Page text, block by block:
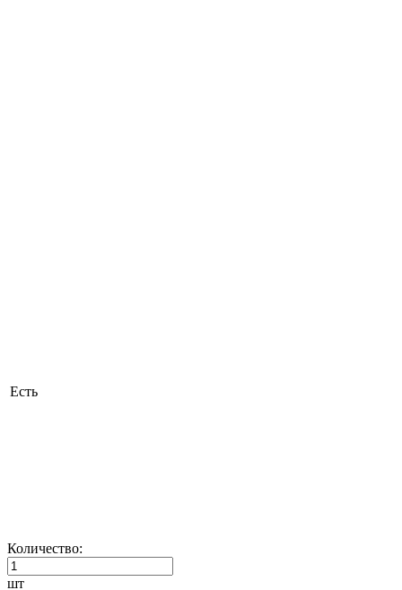
Есть
Количество:
шт